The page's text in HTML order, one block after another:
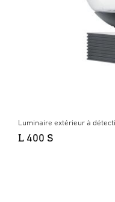
Luminaire extérieur à
L 400 S